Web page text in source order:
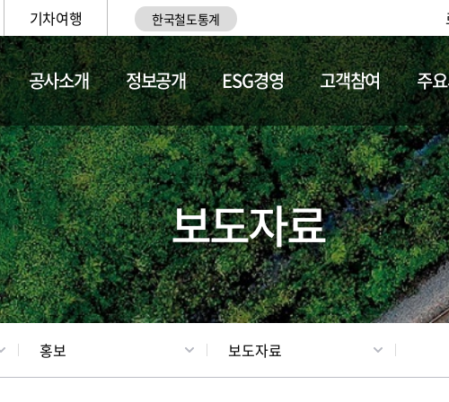
기차여행 한국철도통계
공사소개 정보공개 ESG경영 고객참여 주
문화사업 갤러리 기차소개
보도자료
홍보 보도자료